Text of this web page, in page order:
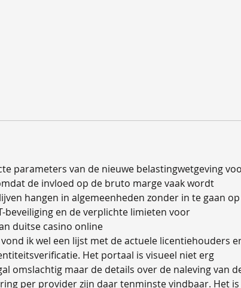
parameters van de nieuwe belastingwetgeving
de invloed op de bruto marge vaak wordt
hangen in algemeenheden zonder in te gaan
beveiliging en de verplichte limieten voor
duitse casino online
vond ik wel een lijst met de actuele licentiehouders
Het portaal is visueel niet erg
omslachtig maar de details over de naleving van
per provider zijn daar tenminste vindbaar. Het is